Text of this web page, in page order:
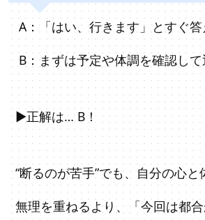
A：「はい、行きます」とすぐ答
B：まずは予定や体調を確認し
▶正解は… B！
“断るのが苦手”でも、自分の心と
無理を重ねるより、「今回は都合